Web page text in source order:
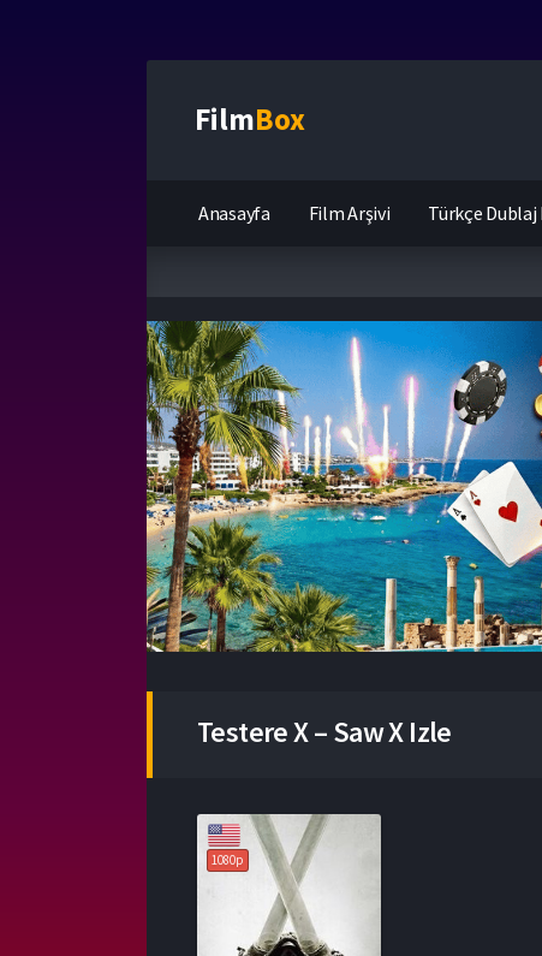
FilmBox
Anasayfa Film Arşivi Türkçe
Testere X – Saw X Izle
1080p